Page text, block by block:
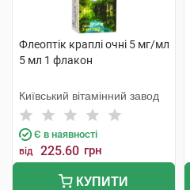
Флеоптік краплі очні 5 мг/мл
5 мл 1 флакон
Київський вітамінний завод
Є в наявності
від 225.60 грн
КУПИТИ